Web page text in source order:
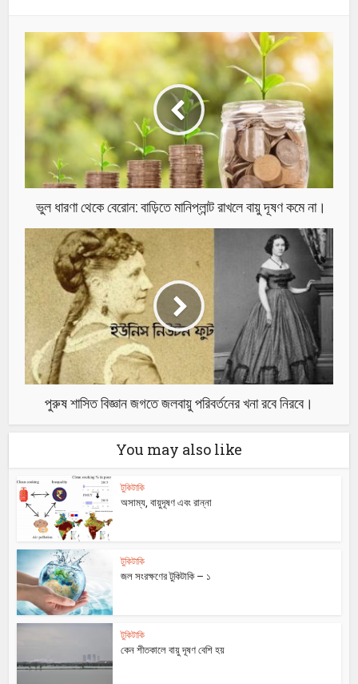
ভুল ধারণা থেকে বেরোন: বাড়িতে মানিপ্লান্ট রাখলে বায়ু দূষণ কমে না।
পুরুষ শাসিত বিজ্ঞান জগতে জলবায়ু পরিবর্তনের খনা রবে নিরবে।
You may also like
টুকিটাকি
অসাম্য, বায়ুদূষণ এবং রান্না
টুকিটাকি
জল সংরক্ষণের টুকিটাকি – ১
টুকিটাকি
কেন শীতকালে বায়ু দূষণ বেশি হয়